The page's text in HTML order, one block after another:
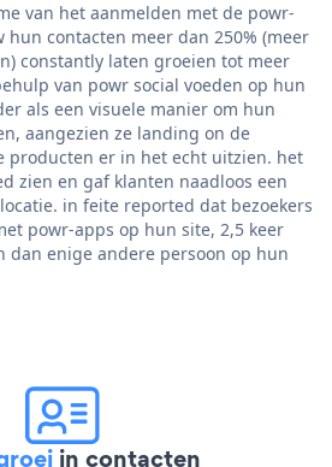
van het aanmelden met de powr-
hun contacten meer dan 250% (meer
constantly laten groeien tot meer
van powr social voeden op hun
als een visuele manier om hun
aangezien ze landing on de
producten er in het echt uitzien. het
zien en gaf klanten naadloos een
in feite reported dat bezoekers
powr-apps op hun site, 2,5 keer
dan enige andere persoon op hun
in contacten